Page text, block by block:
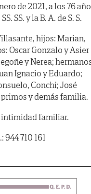
de 2021, a los 76
SS. y la B. A. de S. S.
hijos: Marian,
Oscar Gonzalo y Asier
y Nerea;
Ignacio y Eduardo;
Conchi; José
y demás familia.
intimidad familiar.
710 161